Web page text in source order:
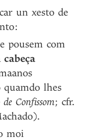
un xesto de
pousem com
cabeça
quamdo lhes
Confissom; cfr.
moi